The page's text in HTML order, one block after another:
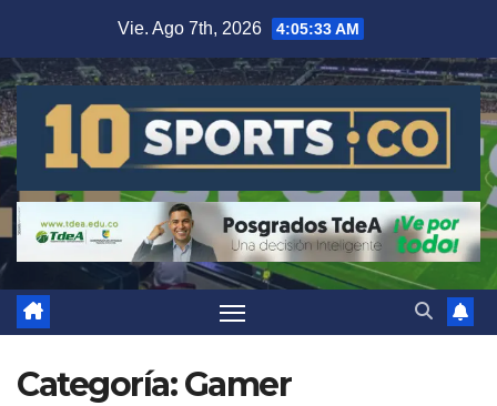
Vie. Ago 7th, 2026 4:05:35 AM
Categoría:Gamer